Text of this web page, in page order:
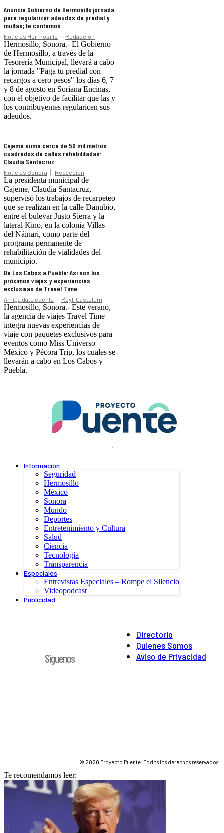
Anuncia Gobierno de Hermosillo jornada
para regularizar adeudos de predial y
multas; te contamos
Noticias Hermosillo Redacción
Hermosillo, Sonora.- El Gobierno
de Hermosillo, a través de la
Tesorería Municipal, llevará a cabo
la jornada "Paga tu predial con
recargos a cero pesos" los días 6, 7
y 8 de agosto en Soriana Encinas,
con el objetivo de facilitar que las y
los contribuyentes regularicen sus
adeudos.
Cajeme suma cerca de 50 mil metros
cuadrados de calles rehabilitadas:
Claudia Santacruz
Noticias Sonora Redacción
La presidenta municipal de
Cajeme, Claudia Santacruz,
supervisó los trabajos de recarpeteo
que se realizan en la calle Danubio,
entre el bulevar Justo Sierra y la
lateral Kino, en la colonia Villas
del Náinari, como parte del
programa permanente de
rehabilitación de vialidades del
municipio.
De Los Cabos a Puebla: Así son los
próximos viajes y experiencias
exclusivas de Travel Time
Amiga date cuenta Reyli Gastelum
Hermosillo, Sonora.- Este verano,
la agencia de viajes Travel Time
integra nuevas experiencias de
viaje con paquetes exclusivos para
eventos como Miss Universo
México y Pécora Trip, los cuales se
llevarán a cabo en Los Cabos y
Puebla.
.
Información
Seguridad
Hermosillo
México
Sonora
Mundo
Deportes
Entretenimiento y Cultura
Salud
Ciencia
Tecnología
Transparencia
Especiales
Entrevistas Especiales – Rompe el Silencio
Videopodcast
Publicidad
Directorio
Quienes Somos
Aviso de Privacidad
Síguenos
© 2020 Proyecto Puente. Todos los derechos reservados.
Te recomendamos leer: